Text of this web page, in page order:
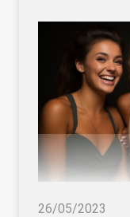
26/05/2023